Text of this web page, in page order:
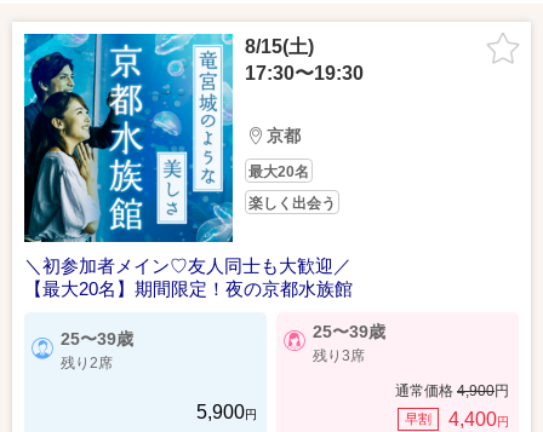
8/15(土)
17:30〜19:30
京都
最大20名
楽しく出会う
＼初参加者メイン♡友人同士も大歓迎／
【最大20名】期間限定！夜の京都水族館
25〜39歳
残り2席
5,900円
25〜39歳
残り3席
通常価格 4,900円
早割 4,400円